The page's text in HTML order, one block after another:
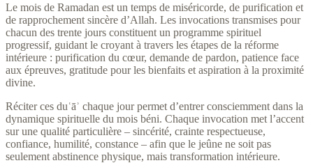
Le mois de Ramadan est un temps de miséricorde, de purification et
de rapprochement sincère d’Allah. Les invocations transmises pour
chacun des trente jours constituent un programme spirituel
progressif, guidant le croyant à travers les étapes de la réforme
intérieure : purification du cœur, demande de pardon, patience face
aux épreuves, gratitude pour les bienfaits et aspiration à la proximité
divine.
Réciter ces duʿāʾ chaque jour permet d’entrer consciemment dans la
dynamique spirituelle du mois béni. Chaque invocation met l’accent
sur une qualité particulière – sincérité, crainte respectueuse,
confiance, humilité, constance – afin que le jeûne ne soit pas
seulement abstinence physique, mais transformation intérieure.